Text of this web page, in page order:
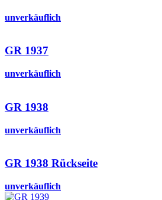
unverkäuflich
GR 1937
unverkäuflich
GR 1938
unverkäuflich
GR 1938 Rückseite
unverkäuflich